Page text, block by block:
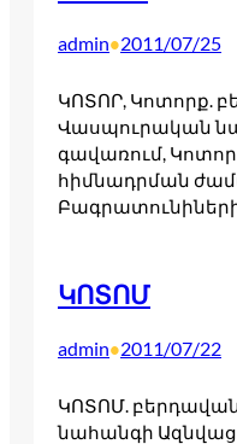
admin•2011/07/25
ԿՈՏՈՐ, Կոտորք.
Վասպուրական
գավառում,
հիմնադրման
ԿՈՏՈՄ
admin•2011/07/22
ԿՈՏՈՄ.
նահանգի Ազնվաց